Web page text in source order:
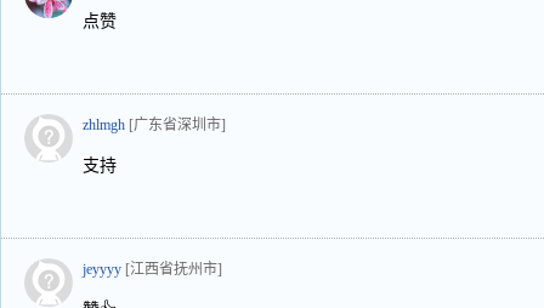
点赞
zhlmgh [广东省深圳市]
支持
jeyyyy [江西省抚州市]